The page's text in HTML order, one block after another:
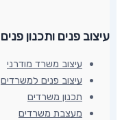
עיצוב פנים ותכנון פנים​
עיצוב משרד מודרני
עיצוב פנים למשרדים
תכנון משרדים
מעצבת משרדים